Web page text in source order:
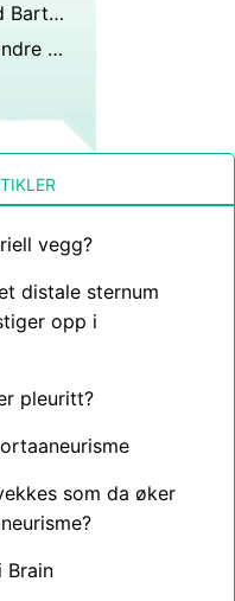
Hvilket sykehus ble Edmund Barton født på?
Hvilke livsstilsvalg kan forhindre utviklingen av en aneurisme?
vegg?
distale sternum
opp i
pleuritt?
som da øker
Brain